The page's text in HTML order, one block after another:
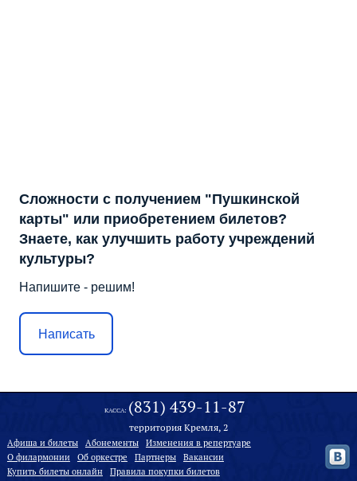
Сложности с получением "Пушкинской
карты" или приобретением билетов?
Знаете, как улучшить работу учреждений
культуры?
Напишите - решим!
Написать
КАССА: (831) 439-11-87
территория Кремля, 2
Афиша и билеты Абонементы
Изменения в репертуаре
О филармонии
Oб оркестре Партнеры
Вакансии
Купить билеты онлайн
Правила покупки билетов